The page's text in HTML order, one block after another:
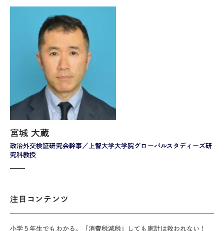
政治外交検証研究会幹事／上智大学大学院グローバルスタディーズ研
究科教授
宮城 大蔵
注目コンテンツ
小学５年生でもわかる。「消費税減税」しても家計は救われない！